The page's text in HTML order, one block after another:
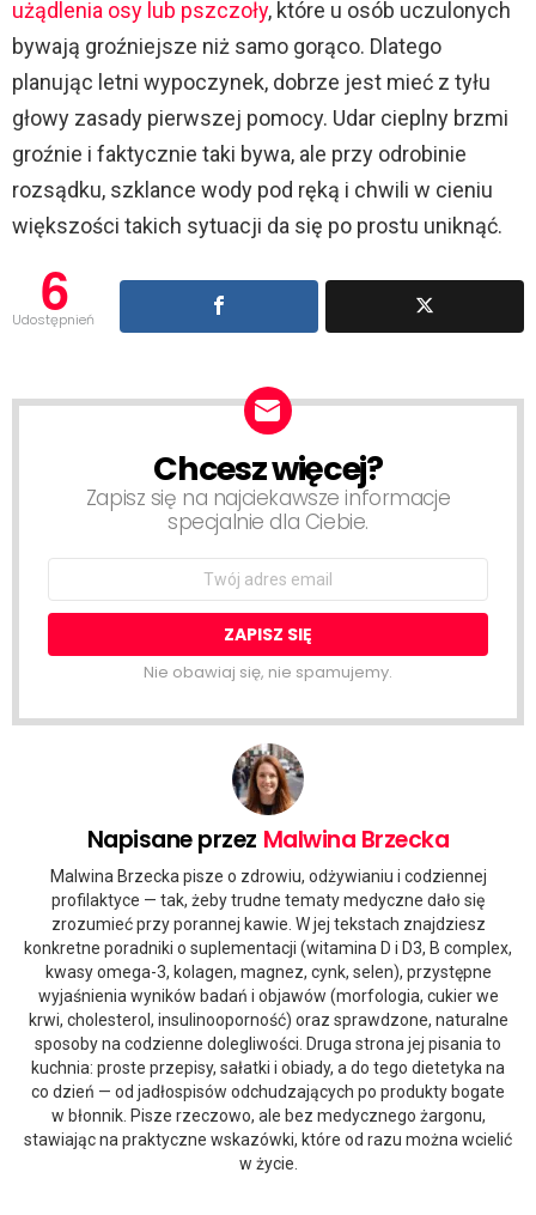
użądlenia osy lub pszczoły, które u osób uczulonych
bywają groźniejsze niż samo gorąco. Dlatego
planując letni wypoczynek, dobrze jest mieć z tyłu
głowy zasady pierwszej pomocy. Udar cieplny brzmi
groźnie i faktycznie taki bywa, ale przy odrobinie
rozsądku, szklance wody pod ręką i chwili w cieniu
większości takich sytuacji da się po prostu uniknąć.
6
Udostępnień
NEWSLETTERChcesz więcej?
Zapisz się na najciekawsze informacje
specjalnie dla Ciebie.
Email
Nie obawiaj się, nie spamujemy.
Napisane przez Malwina Brzecka
Malwina Brzecka pisze o zdrowiu, odżywianiu i codziennej
profilaktyce — tak, żeby trudne tematy medyczne dało się
zrozumieć przy porannej kawie. W jej tekstach znajdziesz
konkretne poradniki o suplementacji (witamina D i D3, B complex,
kwasy omega-3, kolagen, magnez, cynk, selen), przystępne
wyjaśnienia wyników badań i objawów (morfologia, cukier we
krwi, cholesterol, insulinooporność) oraz sprawdzone, naturalne
sposoby na codzienne dolegliwości. Druga strona jej pisania to
kuchnia: proste przepisy, sałatki i obiady, a do tego dietetyka na
co dzień — od jadłospisów odchudzających po produkty bogate
w błonnik. Pisze rzeczowo, ale bez medycznego żargonu,
stawiając na praktyczne wskazówki, które od razu można wcielić
w życie.